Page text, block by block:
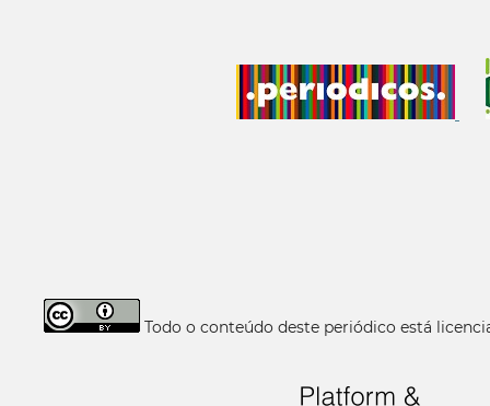
Todo o conteúdo deste periódico está